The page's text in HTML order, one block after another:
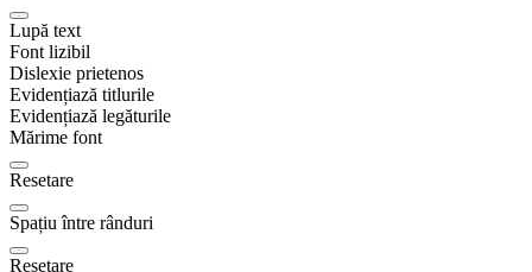
Lupă text
Font lizibil
Dislexie prietenos
Evidențiază titlurile
Evidențiază legăturile
Mărime font
Resetare
Spațiu între rânduri
Resetare